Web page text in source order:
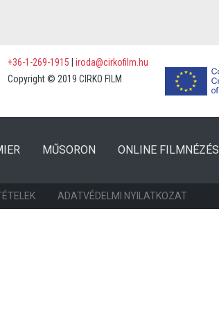
+36-1-269-1915
iroda@cirkofilm.hu
Copyright © 2019 CIRKO FILM
(CURRENT)
MŰSORON ONLINE FILMNÉZÉS
ADATVÉDELMI NYILATKOZAT